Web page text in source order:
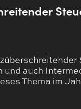
auch
Thema im